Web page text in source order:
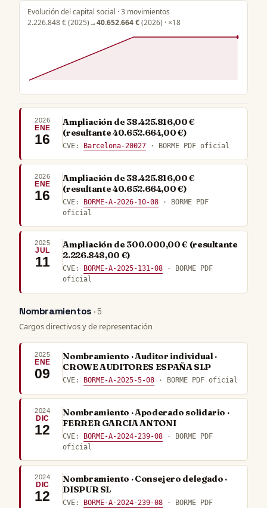
Evolución del capital social · 3 movimientos
2.226.848 €(2025)→40.652.664 €(2026) · ×18
2026
ENE
16
Ampliación de 38.425.816,00 €
(resultante 40.652.664,00 €)
CVE: Barcelona-20027 · BORME PDF oficial
2026
ENE
16
Ampliación de 38.425.816,00 €
(resultante 40.652.664,00 €)
CVE: BORME-A-2026-10-08 · BORME PDF
oficial
2025
JUL
11
Ampliación de 300.000,00 € (resultante
2.226.848,00 €)
CVE: BORME-A-2025-131-08 · BORME PDF
oficial
Nombramientos · 5
Cargos directivos y de representación
2025
ENE
09
Nombramiento · Auditor individual ·
CROWE AUDITORES ESPAÑA SLP
CVE: BORME-A-2025-5-08 · BORME PDF oficial
2024
DIC
12
Nombramiento · Apoderado solidario ·
FERRER GARCIA ANTONI
CVE: BORME-A-2024-239-08 · BORME PDF
oficial
2024
DIC
12
Nombramiento · Consejero delegado ·
DISPUR SL
CVE: BORME-A-2024-239-08 · BORME PDF